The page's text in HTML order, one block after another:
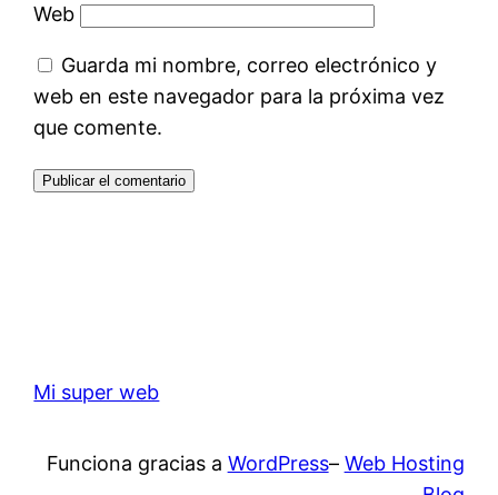
Web
Guarda mi nombre, correo electrónico y
web en este navegador para la próxima vez
que comente.
Mi super web
Funciona gracias a WordPress– Web Hosting